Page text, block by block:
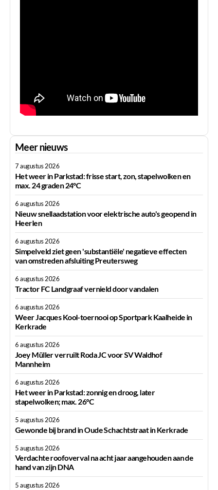
Meer nieuws
7 augustus 2026
Het weer in Parkstad: frisse start, zon, stapelwolken en
max. 24 graden 24°C
6 augustus 2026
Nieuw snellaadstation voor elektrische auto's geopend in
Heerlen
6 augustus 2026
Simpelveld ziet geen 'substantiële' negatieve effecten
van omstreden afsluiting Preutersweg
6 augustus 2026
Tractor FC Landgraaf vernield door vandalen
6 augustus 2026
Weer Jacques Kool-toernooi op Sportpark Kaalheide in
Kerkrade
6 augustus 2026
Joey Müller verruilt Roda JC voor SV Waldhof
Mannheim
6 augustus 2026
Het weer in Parkstad: zonnig en droog, later
stapelwolken; max. 26°C
5 augustus 2026
Gewonde bij brand in Oude Schachtstraat in Kerkrade
5 augustus 2026
Verdachte roofoverval na acht jaar aangehouden aan de
hand van zijn DNA
5 augustus 2026